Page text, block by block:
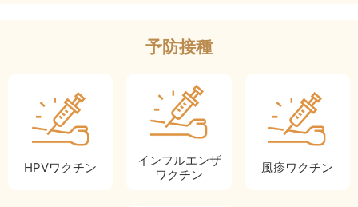
予防接種
HPVワクチン
インフルエンザ
ワクチン
風疹ワクチン